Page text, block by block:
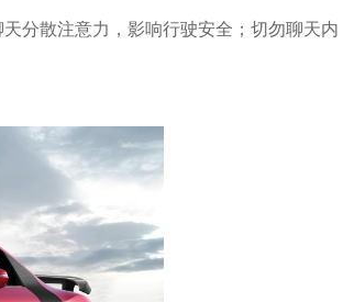
分散注意力，影响行驶安全；切勿聊天内